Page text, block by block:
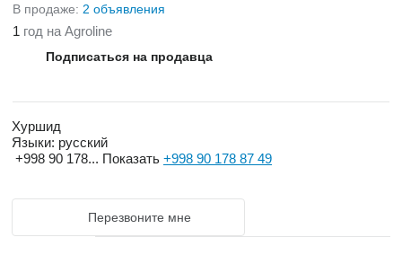
В продаже: 2 объявления
1 год на Agroline
Подписаться на продавца
Хуршид
Языки: русский
+998 90 178... Показать +998 90 178 87 49
Перезвоните мне